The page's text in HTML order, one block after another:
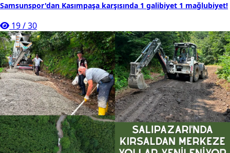
Samsunspor'dan Kasımpaşa karşısında 1 galibiyet 1 mağlubiyet!
19/30